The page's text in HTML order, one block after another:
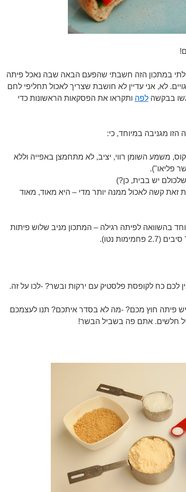
במתכון הזה חשבתי שהפעם הבאה שבה נאכל פיתה
לא, אני עדיין לא חושבת שצריך לאכול תחליפי לחם
בבקשה לפה ותקראו את הפסקאות הראשונות כדי
מגניבה במיוחד, כי:
משמע השומן רווי, יציב, לא מתחמצן באפייה וללא
פליאו").
זאת קשה לאכול ממנה יותר מדי – היא מאוד, מאוד
בהשוואה לפיתה רגילה – המתכון מניב שלוש פיתות
לכם כח לקופסת פלסטיק עם ירקות ובשר? -לכו על זה.
פיתה חוץ מכם? -מה לא בסדר איתכם? תנו לעצמכם
חלשים. אתם פה בשביל הבשר!